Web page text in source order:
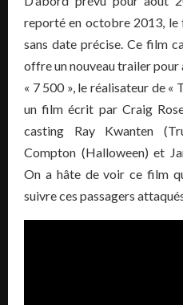
reporté en octobre 2013, le
sans date précise. Ce film
offre un nouveau trailer
« 7 500 », le réalisateur de «
un film écrit par Craig
casting Ray Kwanten
Compton (Halloween) et
On a hâte de voir ce film
suivre ces passagers